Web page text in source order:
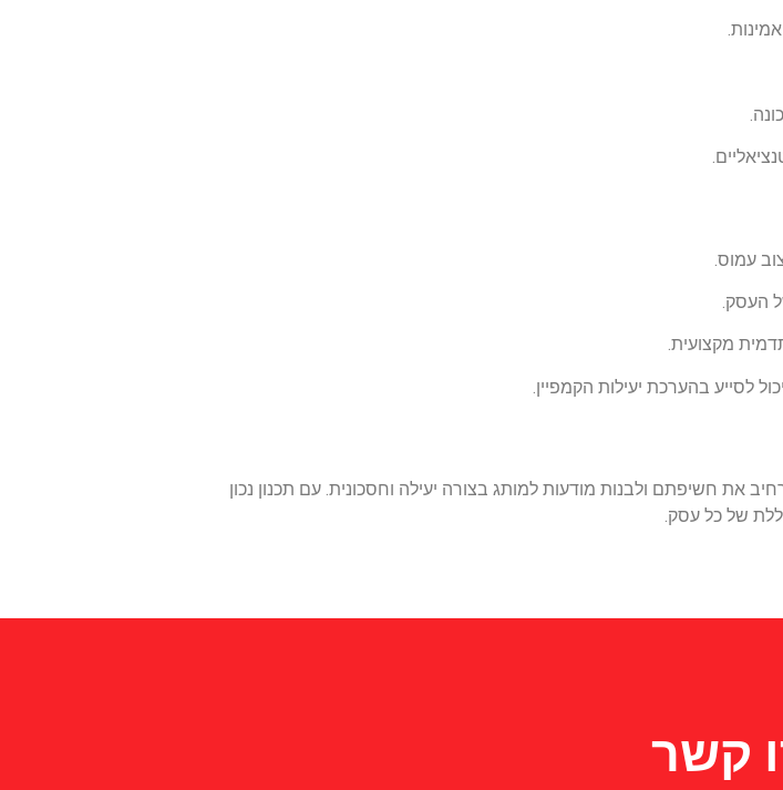
עמוס.
העסק.
מקצועית.
לסייע בהערכת יעילות הקמפיין.
את חשיפתם ולבנות מודעות למותג בצורה יעילה וחסכונית. עם תכנון נכון
של כל עסק.
קשר